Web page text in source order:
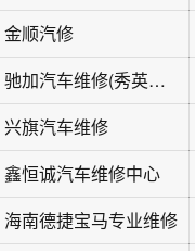
金顺汽修
驰加汽车维修(秀英万达店)
兴旗汽车维修
鑫恒诚汽车维修中心
海南德捷宝马专业维修